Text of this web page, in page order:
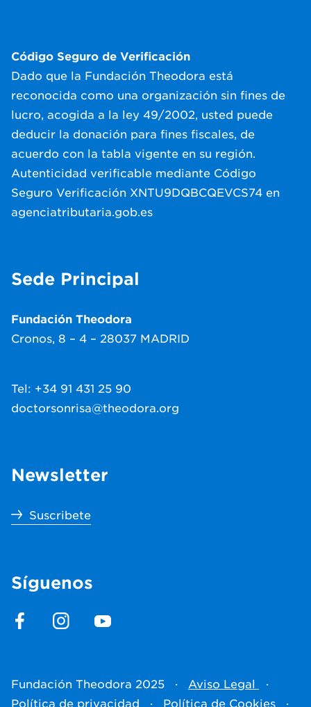
Código Seguro de Verificación
Dado que la Fundación Theodora está
reconocida como una organización sin fines de
lucro, acogida a la ley 49/2002, usted puede
deducir la donación para fines fiscales, de
acuerdo con la tabla vigente en su región.
Autenticidad verificable mediante Código
Seguro Verificación XNTU9DQBCQEVCS74 en
agenciatributaria.gob.es
Sede Principal
Fundación Theodora
Cronos, 8 – 4 – 28037 MADRID
Tel: +34 91 431 25 90
doctorsonrisa@theodora.org
Newsletter
Suscribete
Síguenos
Fundación Theodora 2025 · Aviso Legal
·
Política de privacidad
· Política de Cookies ·